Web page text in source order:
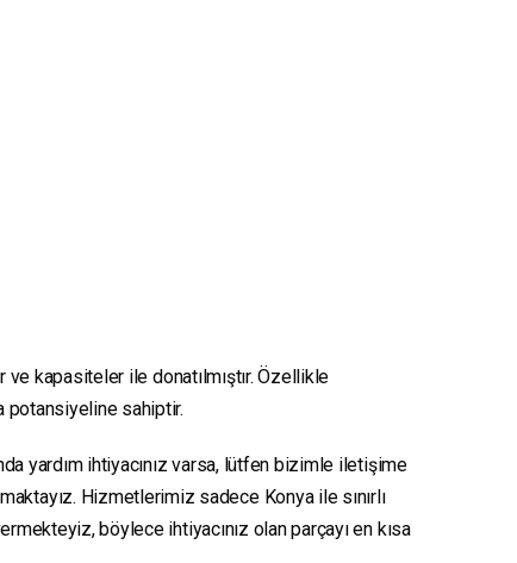
kapasiteler ile donatılmıştır. Özellikle
potansiyeline sahiptir.
yardım ihtiyacınız varsa, lütfen bizimle iletişime
Hizmetlerimiz sadece Konya ile sınırlı
böylece ihtiyacınız olan parçayı en kısa